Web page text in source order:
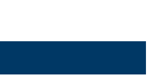
of your ID, to P.I. La Portalada II | c/ Segador 13,